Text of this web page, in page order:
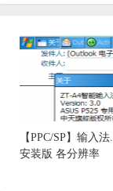
【PPC/SP】输入
安装版 各分辨率